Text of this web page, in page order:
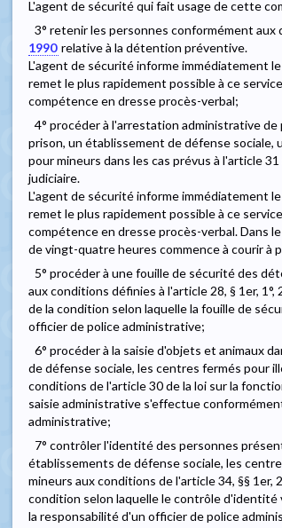
L'agent de sécurité qui fait usage de cette
3° retenir les personnes conformément aux
1990 relative à la détention préventive.
L'agent de sécurité informe immédiatement
remet le plus rapidement possible à ce
compétence en dresse procès-verbal;
4° procéder à l'arrestation administrative
prison, un établissement de défense
pour mineurs dans les cas prévus à l'article
judiciaire.
L'agent de sécurité informe immédiatement
remet le plus rapidement possible à ce
compétence en dresse procès-verbal. Dans
de vingt-quatre heures commence à courir
5° procéder à une fouille de sécurité des
aux conditions définies à l'article 28, § 1er,
de la condition selon laquelle la fouille de
officier de police administrative;
6° procéder à la saisie d'objets et animaux
de défense sociale, les centres fermés pour
conditions de l'article 30 de la loi sur la
saisie administrative s'effectue
administrative;
7° contrôler l'identité des personnes
établissements de défense sociale, les
mineurs aux conditions de l'article 34, §§
condition selon laquelle le contrôle
la responsabilité d'un officier de police